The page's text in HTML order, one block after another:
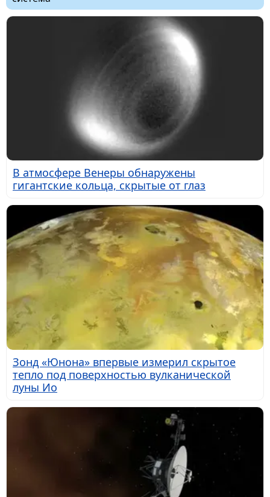
В атмосфере Венеры обнаружены
гигантские кольца, скрытые от глаз
Зонд «Юнона» впервые измерил скрытое
тепло под поверхностью вулканической
луны Ио